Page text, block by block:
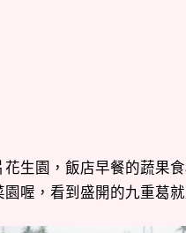
花生園，飯店早餐的蔬果
園喔，看到盛開的九重葛